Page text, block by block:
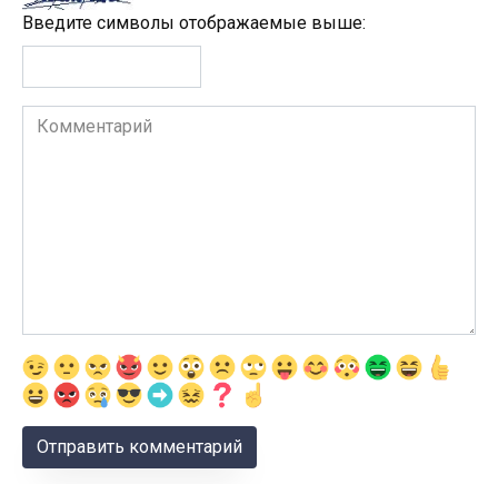
Введите символы отображаемые выше:
Комментарий